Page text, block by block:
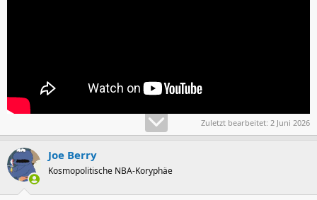
Zuletzt bearbeitet: 2 Juni 2026
Joe Berry
Kosmopolitische NBA-Koryphäe